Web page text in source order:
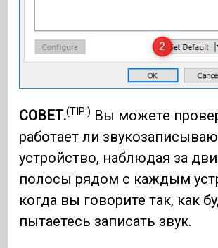
СОВЕТ.(TIP:) Вы можете
работает ли
устройство, наблюдая за
полосы рядом с каждым
когда вы говорите так, как
пытаетесь записать звук.